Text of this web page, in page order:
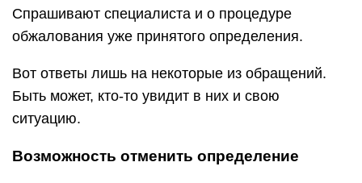
Спрашивают специалиста и о процедуре
обжалования уже принятого определения.
Вот ответы лишь на некоторые из обращений.
Быть может, кто-то увидит в них и свою
ситуацию.
Возможность отменить определение